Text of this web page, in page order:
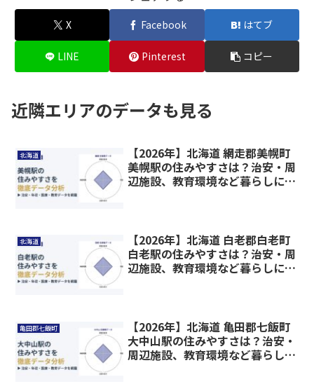
X Facebook はてブ
LINE Pinterest コピー
近隣エリアのデータも見る
北海道
【2026年】北海道 網走郡美幌町
美幌駅の住みやすさは？治安・周
辺施設、教育環境など暮らしに関
北海道
【2026年】北海道 白老郡白老町
白老駅の住みやすさは？治安・周
辺施設、教育環境など暮らしに関
亀田郡七飯町
【2026年】北海道 亀田郡七飯町
大中山駅の住みやすさは？治安・
周辺施設、教育環境など暮らしに